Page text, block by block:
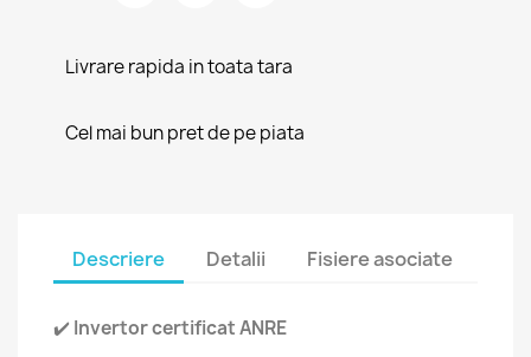
Livrare rapida in toata tara
Cel mai bun pret de pe piata
Descriere Detalii Fisiere asociate
✔️ Invertor certificat ANRE